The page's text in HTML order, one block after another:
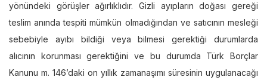
yönündeki görüşler ağırlıklıdır. Gizli ayıpların doğası gereği
teslim anında tespiti mümkün olmadığından ve satıcının mesleği
sebebiyle ayıbı bildiği veya bilmesi gerektiği durumlarda
alıcının korunması gerektiğini ve bu durumda Türk Borçlar
Kanunu m. 146’daki on yıllık zamanaşımı süresinin uygulanacağı